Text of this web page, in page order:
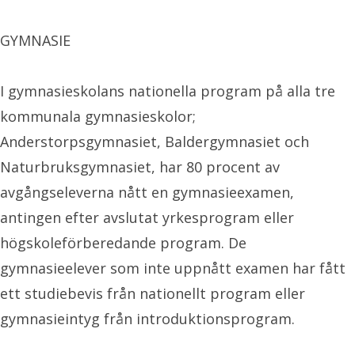
GYMNASIE
I gymnasieskolans nationella program på alla tre
kommunala gymnasieskolor;
Anderstorpsgymnasiet, Baldergymnasiet och
Naturbruksgymnasiet, har 80 procent av
avgångseleverna nått en gymnasieexamen,
antingen efter avslutat yrkesprogram eller
högskoleförberedande program. De
gymnasieelever som inte uppnått examen har fått
ett studiebevis från nationellt program eller
gymnasieintyg från introduktionsprogram.